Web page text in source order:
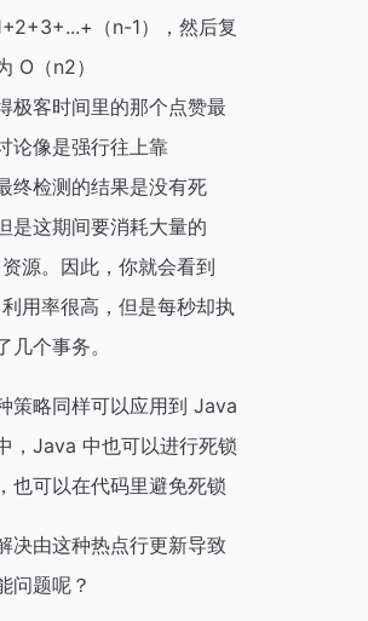
（n-1），然后复
O（n2）
极客时间里的那个点赞最
论像是强行往上靠
终检测的结果是没有死
是这期间要消耗大量的
源。因此，你就会看到
用率很高，但是每秒却执
几个事务。
策略同样可以应用到 Java
，Java 中也可以进行死锁
也可以在代码里避免死锁
决由这种热点行更新导致
问题呢？